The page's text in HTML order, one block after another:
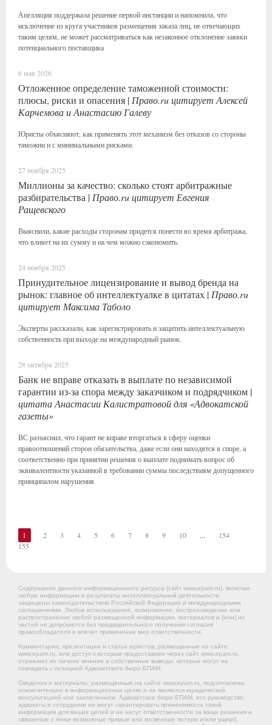
Апелляция поддержала решение первой инстанции и напомнила, что
исключение из круга участников размещения заказа лиц, не отвечающих
таким целям, не может рассматриваться как незаконное отклонение заявки
потенциального поставщика
6 мая 2026
Отложенное определение таможенной стоимости:
плюсы, риски и опасения | Право.ru цитирует Алексей
Карчемова и Анастасию Галеву
Юристы объясняют, как применять этот механизм без отказов со стороны
таможни и с минимальными рисками.
27 ноября 2025
Миллионы за качество: сколько стоят арбитражные
разбирательства | Право.ru цитирует Евгения
Ращевского
Выяснили, какие расходы сторонам придется понести во время арбитража,
что влияет на их сумму и на чем можно сэкономить.
24 ноября 2025
Принудительное лицензирование и вывод бренда на
рынок: главное об интеллектуалке в цитатах | Право.ru
цитирует Максима Таболо
Эксперты рассказали, как зарегистрировать и защитить интеллектуальную
собственность при выходе на международный рынок.
28 октября 2025
Банк не вправе отказать в выплате по независимой
гарантии из-за спора между заказчиком и подрядчиком |
цитата Анастасии Калистратовой для «Адвокатской
газеты»
ВС разъяснил, что гарант не вправе вторгаться в сферу оценки
правоотношений сторон обязательства, даже если они находятся в споре, а
соответственно при принятии решения о выплате поднимать вопрос об
эквивалентности указанной в требовании суммы последствиям допущенного
принципалом нарушения
1 2 3 4 5 6 7 8 9 10 ...
154
155
Содержание данного информационного ресурса (сайт www.epam.ru), включая
любую информацию и результаты интеллектуальной деятельности,
защищены законодательством Российской Федерации и международными
соглашениями. Любое использование, копирование, воспроизведение или
распространение любой размещенной информации, материалов и (или) их
частей не допускается без предварительного получения согласия
правообладателя и влечет применение мер ответственности.
Комментарии, презентации и статьи юристов, размещенные на сайте
www.epam.ru, или доступ к которым предоставлен через сайт www.epam.ru,
отражают их личное мнение и собственные выводы, которые могут не
совпадать с позицией Адвокатского бюро ЕПАМ.
Сведения и материалы, размещенные на сайте www.epam.ru, подготовлены
исключительно в информационных целях и не являются юридической
консультацией или заключением. Адвокатское бюро ЕПАМ, его руководство,
адвокаты и сотрудники не могут гарантировать применимость такой
информации для ваших целей и не несут ответственности за ваши решения и
связанные с ними возможные прямые или косвенные потери и/или ущерб,